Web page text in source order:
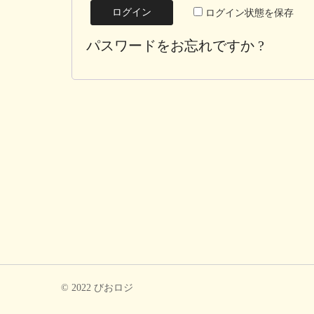
ログイン状態を保存
ログイン
パスワードをお忘れですか ?
© 2022 びおロジ